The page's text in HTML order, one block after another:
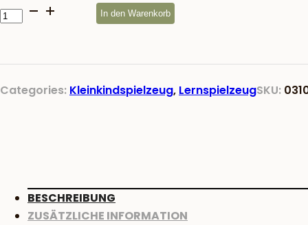
Motorikhaus
Stall
In den Warenkorb
Categories: Kleinkindspielzeug, LernspielzeugSKU:
BESCHREIBUNG
ZUSÄTZLICHE INFORMATION